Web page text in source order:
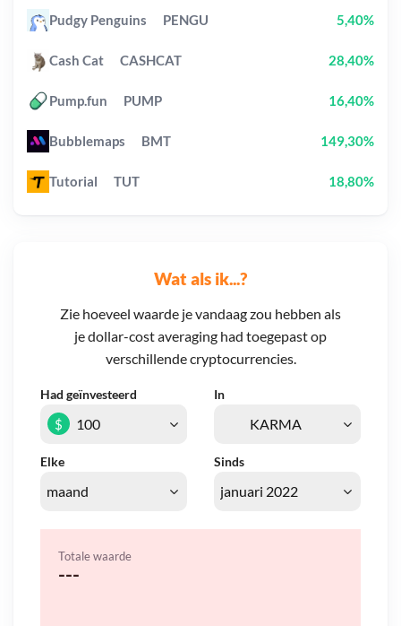
Wat als ik...?
Zie hoeveel waarde je vandaag zou hebben als
je dollar-cost averaging had toegepast op
verschillende cryptocurrencies.
Had geïnvesteerd In
Elke Sinds
$
Totale waarde
---
Pudgy Penguins PENGU 5,40%
Cash Cat CASHCAT 28,40%
Pump.fun PUMP 16,40%
Bubblemaps BMT 149,30%
Tutorial TUT 18,80%